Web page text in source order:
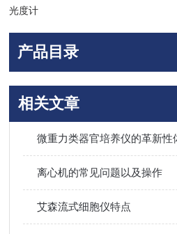
光度计
产品目录
相关文章
微重力类器官培养仪的革新性
离心机的常见问题以及操作
艾森流式细胞仪特点